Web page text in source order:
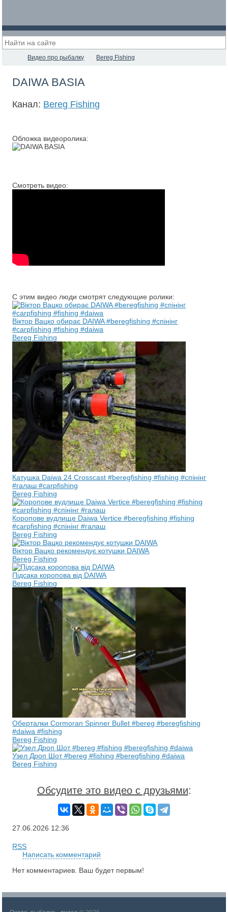
Видео про рыбалку Bereg Fishing
DAIWA BASIA
Канал: Bereg Fishing
Обложка видеоролика:
Смотреть видео:
С этим видео люди смотрят следующие ролики:
Віктор Вацко обирає DAIWA #beregfishing #спінінг
#carpfishing #fishing #daiwa
Bereg Fishing
Катушка Daiwa 24 Crosscast #beregfishing #fishing #спінінг
#галаш #carpfishing
Bereg Fishing
Коропове вудлище Daiwa Vertice #beregfishing #fishing
#carpfishing #спінінг #галаш
Bereg Fishing
Віктор Вацко рекомендує котушки DAIWA
Bereg Fishing
Підсака коропова від DAIWA
Bereg Fishing
Оберталки Cormoran Spinner Bullet #bereg #beregfishing
#daiwa #fishing
Bereg Fishing
Узел Дроп Шот #bereg #fishing #beregfishing #daiwa
Bereg Fishing
Обсудите это видео с друзьями:
27.06.2026 12:36
RSS
Написать комментарий
Нет комментариев. Ваш будет первым!